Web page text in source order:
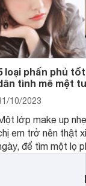
loại phấn phủ
tình mê mệt
10/2023
lớp make up
em trở nên thật
để tìm một lọ
ngày dài cần đọc